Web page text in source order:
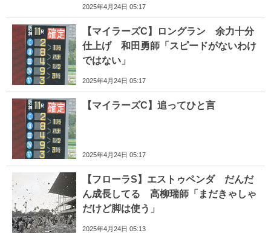
2025年4月24日 05:17
【マイラーズC】ロングラン 余力十分
仕上げ 和田勇師「スピードがないわけ
ではない」
2025年4月24日 05:17
【マイラーズC】追ってひと言
2025年4月24日 05:17
【フローラS】エストゥペンダ だんだ
ん成長してる 高柳瑞師「まだきゃしゃ
だけど脚は使う」
2025年4月24日 05:13